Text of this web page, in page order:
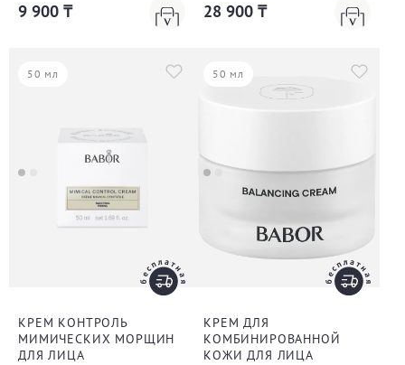
9 900 ₸ 28 900 ₸
50 мл
КРЕМ КОНТРОЛЬ
МИМИЧЕСКИХ МОРЩИН
ДЛЯ ЛИЦА
50 мл
КРЕМ ДЛЯ
КОМБИНИРОВАННОЙ
КОЖИ ДЛЯ ЛИЦА